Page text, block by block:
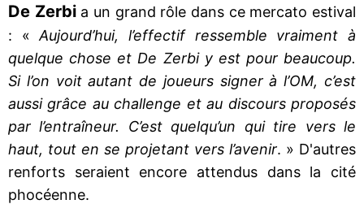
De Zerbi a un grand rôle dans ce mercato estival
: «Aujourd’hui, l’effectif ressemble vraiment à
quelque chose et De Zerbi y est pour beaucoup.
Si l’on voit autant de joueurs signer à l’OM, c’est
aussi grâce au challenge et au discours proposés
par l’entraîneur. C’est quelqu’un qui tire vers le
haut, tout en se projetant vers l’avenir. » D'autres
renforts seraient encore attendus dans la cité
phocéenne.